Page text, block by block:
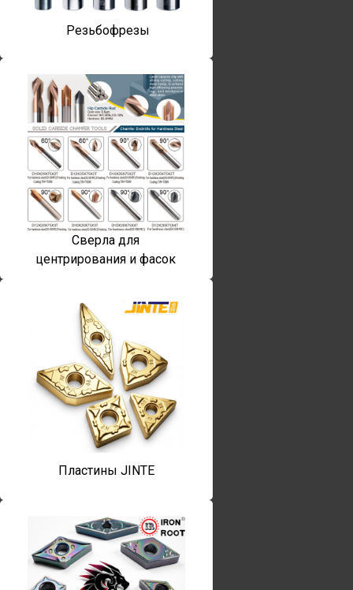
Резьбофрезы
Сверла для
центрирования и фасок
Пластины JINTE